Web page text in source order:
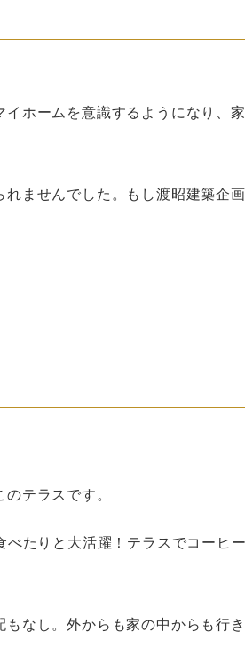
ホームを意識するようになり、
ませんでした。もし渡昭建築企
テラスです。
たりと大活躍！テラスでコーヒ
なし。外からも家の中からも行